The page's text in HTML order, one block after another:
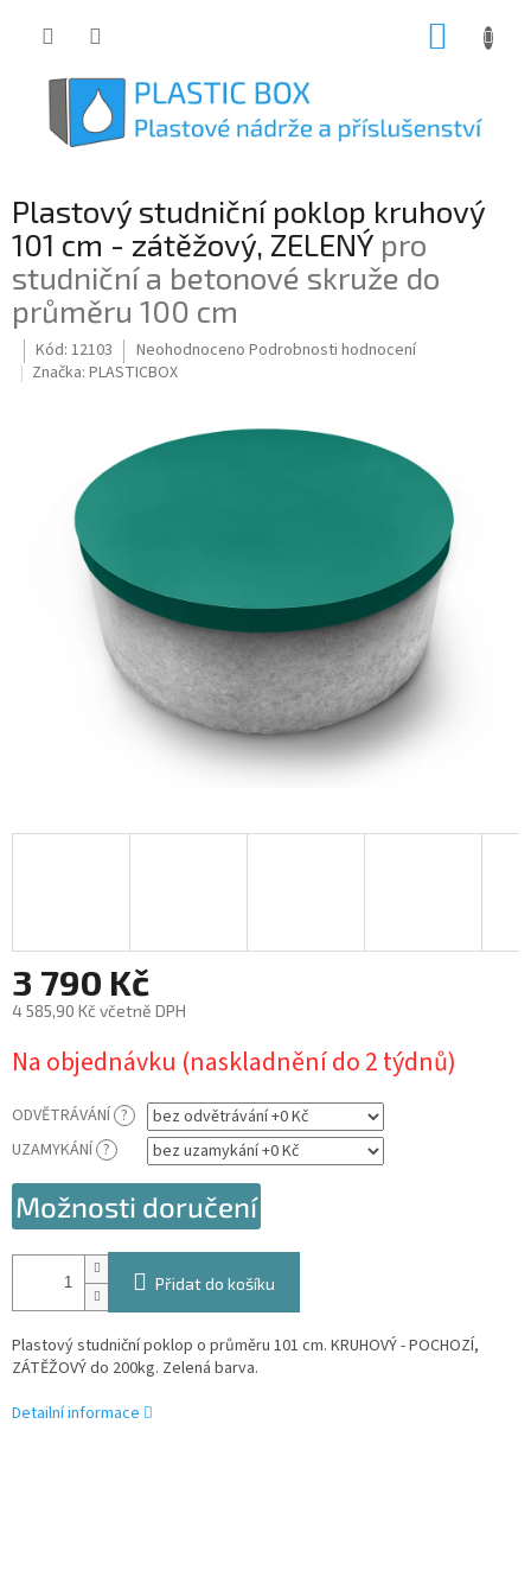
Plastový studniční poklop kruhový
101 cm - zátěžový, ZELENÝ pro
studniční a betonové skruže do
průměru 100 cm
Kód: 12103
Průměrné
hodnocení
0,0
z
Neohodnoceno Podrobnosti hodnocení
Značka: PLASTICBOX
3 790 Kč
4 585,90 Kč včetně DPH
cena:
Na objednávku (naskladnění do 2 týdnů)
ODVĚTRÁVÁNÍ ?
UZAMYKÁNÍ ?
Možnosti doručení
Přidat do košíku
Plastový studniční poklop o průměru 101 cm. KRUHOVÝ - POCHOZÍ,
ZÁTĚŽOVÝ do 200kg. Zelená barva.
Detailní informace